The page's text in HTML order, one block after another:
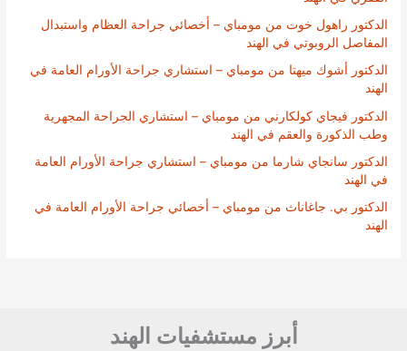
الدكتور راهول خوت من مومباي – أخصائي جراحة العظام واستبدال
المفاصل الروبوتي في الهند
الدكتور أشوك ميهتا من مومباي – استشاري جراحة الأورام العامة في
الهند
الدكتور فيجاي كولكارني من مومباي – استشاري الجراحة المجهرية
وطب الذكورة والعقم في الهند
الدكتور سانجاي شارما من مومباي – استشاري جراحة الأورام العامة
في الهند
الدكتور بي. جاغاناث من مومباي – أخصائي جراحة الأورام العامة في
الهند
أبرز مستشفيات الهند